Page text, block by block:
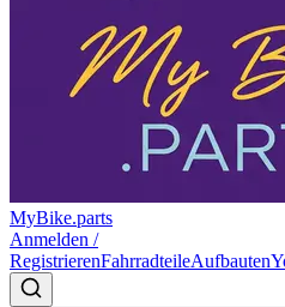
MyBike.parts
Anmelden /
RegistrierenFahrradteileAufbauten